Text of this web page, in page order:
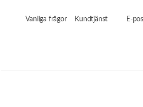
Vanliga frågor Kundtjänst E-